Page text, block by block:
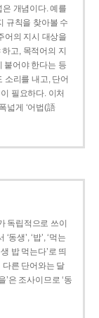
은 개념이다. 예를
규칙을 찾아볼 수
어의 지시 대상을
하고, 목적어의 지
붙어야 한다는 등
소리를 내고, 단어
필요하다. 이처
넓게 ‘어법(語
독립적으로 쓰이
생’, ‘밥’, ‘먹는
밥 먹는다’로 띄
다른 단어와는 달
’은 조사이므로 ‘동